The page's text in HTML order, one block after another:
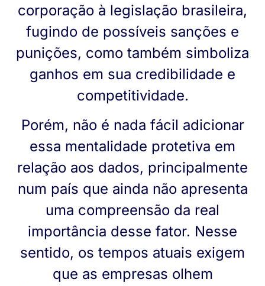
corporação à legislação brasileira,
fugindo de possíveis sanções e
punições, como também simboliza
ganhos em sua credibilidade e
competitividade.
Porém, não é nada fácil adicionar
essa mentalidade protetiva em
relação aos dados, principalmente
num país que ainda não apresenta
uma compreensão da real
importância desse fator. Nesse
sentido, os tempos atuais exigem
que as empresas olhem